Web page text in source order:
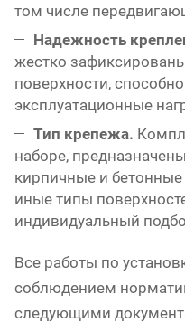
том числе
Надежность
жестко
поверхности,
эксплуатационные
Тип крепежа.
наборе,
кирпичные и
иные типы
индивидуальный
Все работы по
соблюдением
следующими